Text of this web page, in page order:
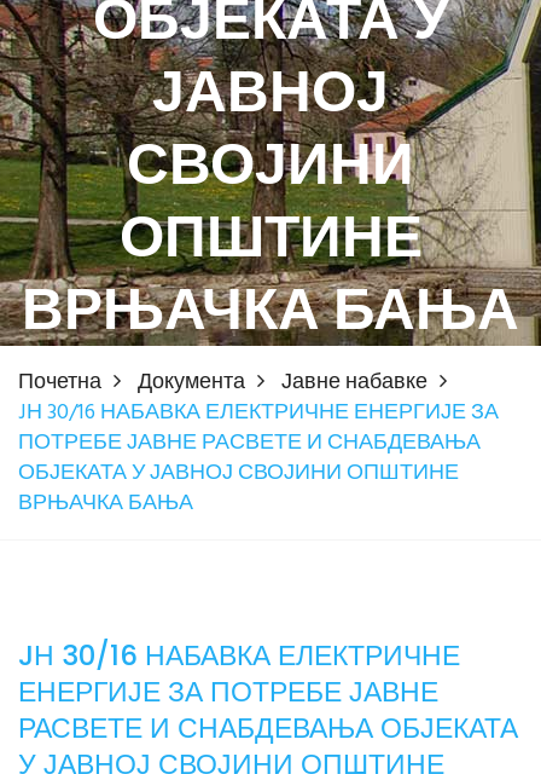
ОБЈЕКАТА У
ЈАВНОЈ
СВОЈИНИ
ОПШТИНЕ
ВРЊАЧКА БАЊА
Почетна Документа
Јавне набавке
JН 30/16 НАБАВКА ЕЛЕКТРИЧНЕ ЕНЕРГИЈЕ ЗА
ПОТРЕБЕ ЈАВНЕ РАСВЕТЕ И СНАБДЕВАЊА
ОБЈЕКАТА У ЈАВНОЈ СВОЈИНИ ОПШТИНЕ
ВРЊАЧКА БАЊА
JН 30/16 НАБАВКА ЕЛЕКТРИЧНЕ
ЕНЕРГИЈЕ ЗА ПОТРЕБЕ ЈАВНЕ
РАСВЕТЕ И СНАБДЕВАЊА ОБЈЕКАТА
У ЈАВНОЈ СВОЈИНИ ОПШТИНЕ